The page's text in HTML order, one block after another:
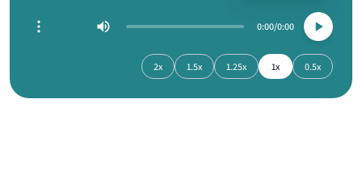
0:00
0:00
0.5x
1x
1.25x
1.5x
2x